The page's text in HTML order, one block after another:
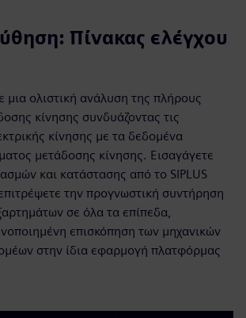
Πίνακας ελέγχου
μια ολιστική ανάλυση της πλήρους
κίνησης συνδυάζοντας τις
κίνησης με τα δεδομένα
μετάδοσης κίνησης. Εισαγάγετε
και κατάστασης από το SIPLUS
την προγνωστική συντήρηση
σε όλα τα επίπεδα,
επισκόπηση των μηχανικών
στην ίδια εφαρμογή πλατφόρμας